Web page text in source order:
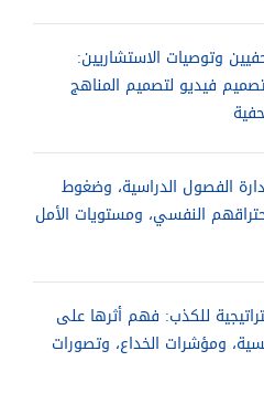
وتوصيات الاستشاريين:
فيديو لتصميم المناهج
الفصول الدراسية، وضغوط
النفسي، ومستويات الأمل
للكذب: فهم أثرها على
ومؤشرات الخداع، وتصورات